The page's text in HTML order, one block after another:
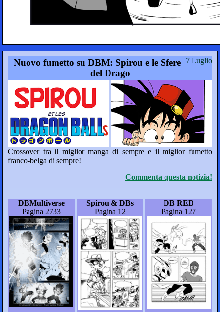
7 Luglio
Nuovo fumetto su DBM: Spirou e le Sfere
del Drago
Crossover tra il miglior manga di sempre e il miglior fumetto
franco-belga di sempre!
Commenta questa notizia!
DBMultiverse
Pagina 2733
Spirou & DBs
Pagina 12
DB RED
Pagina 127